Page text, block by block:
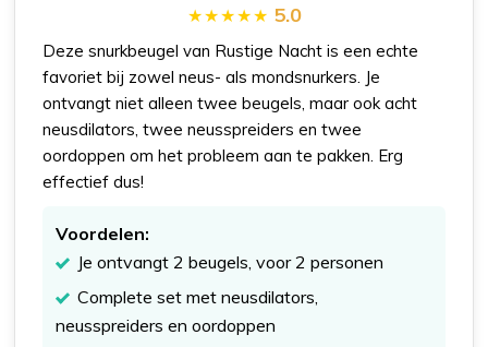
5.0
Deze snurkbeugel van Rustige Nacht is een echte
favoriet bij zowel neus- als mondsnurkers. Je
ontvangt niet alleen twee beugels, maar ook acht
neusdilators, twee neusspreiders en twee
oordoppen om het probleem aan te pakken. Erg
effectief dus!
Voordelen:
Je ontvangt 2 beugels, voor 2 personen
Complete set met neusdilators,
neusspreiders en oordoppen